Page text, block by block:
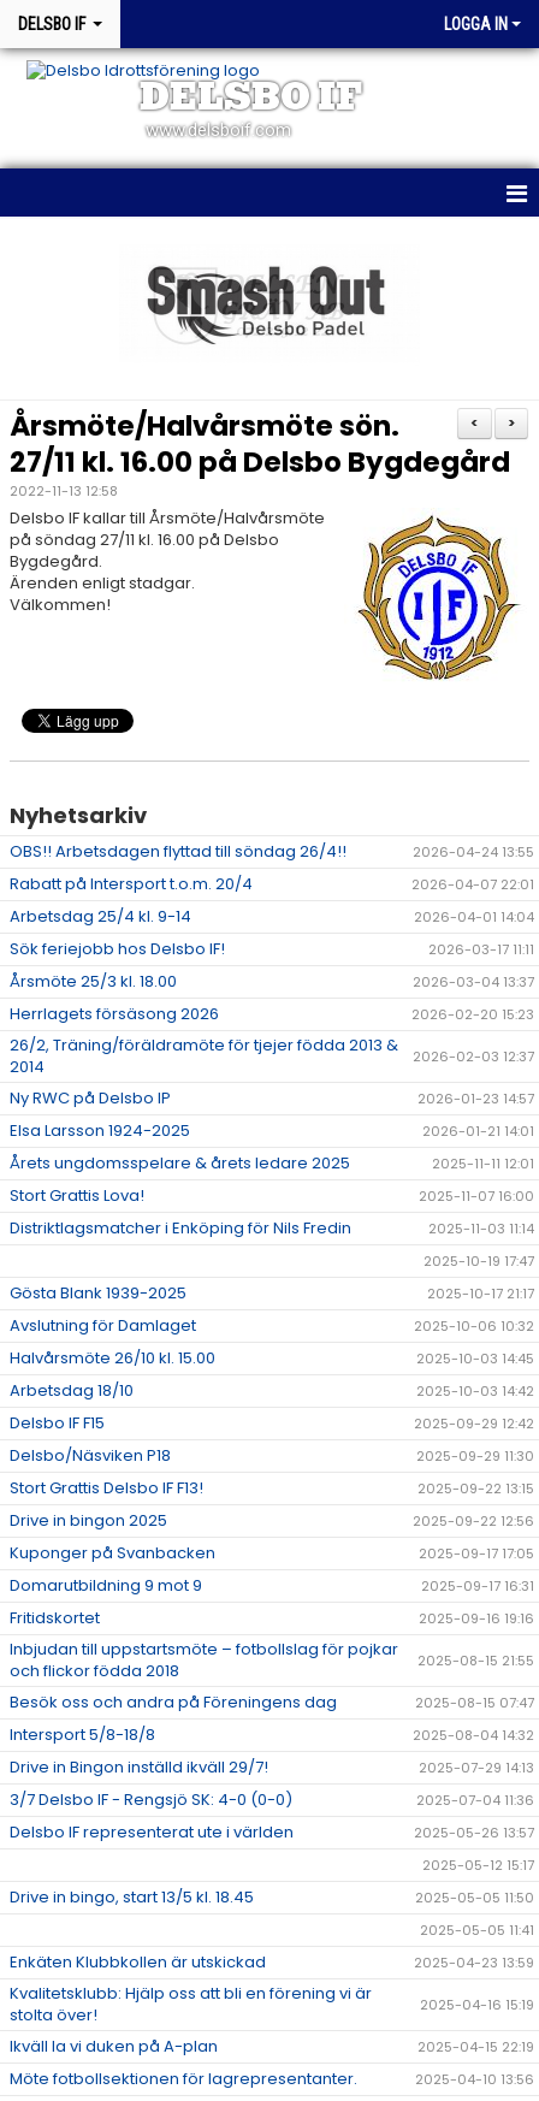
DELSBO IF LOGGA IN
DELSBO IF
www.delsboif.com
MATCHER
WEBSHOP
SPONSORER
STÖTTA DIF
>
<
Årsmöte/Halvårsmöte sön.
27/11 kl. 16.00 på Delsbo Bygdegård
2022-11-13 12:58
Delsbo IF kallar till Årsmöte/Halvårsmöte
på söndag 27/11 kl. 16.00 på Delsbo
Bygdegård.
Ärenden enligt stadgar.
Välkommen!
Nyhetsarkiv
OBS!! Arbetsdagen flyttad till söndag 26/4!! 2026-04-24 13:55
Rabatt på Intersport t.o.m. 20/4 2026-04-07 22:01
Arbetsdag 25/4 kl. 9-14 2026-04-01 14:04
Sök feriejobb hos Delsbo IF! 2026-03-17 11:11
Årsmöte 25/3 kl. 18.00 2026-03-04 13:37
Herrlagets försäsong 2026 2026-02-20 15:23
26/2, Träning/föräldramöte för tjejer födda 2013 &
2014
2026-02-03 12:37
Ny RWC på Delsbo IP 2026-01-23 14:57
Elsa Larsson 1924-2025 2026-01-21 14:01
Årets ungdomsspelare & årets ledare 2025 2025-11-11 12:01
Stort Grattis Lova! 2025-11-07 16:00
Distriktlagsmatcher i Enköping för Nils Fredin
2025-11-03 11:14
2025-10-19 17:47
Gösta Blank 1939-2025 2025-10-17 21:17
Avslutning för Damlaget 2025-10-06 10:32
Halvårsmöte 26/10 kl. 15.00 2025-10-03 14:45
Arbetsdag 18/10 2025-10-03 14:42
Delsbo IF F15 2025-09-29 12:42
Delsbo/Näsviken P18 2025-09-29 11:30
Stort Grattis Delsbo IF F13! 2025-09-22 13:15
Drive in bingon 2025 2025-09-22 12:56
Kuponger på Svanbacken 2025-09-17 17:05
Domarutbildning 9 mot 9 2025-09-17 16:31
Fritidskortet 2025-09-16 19:16
Inbjudan till uppstartsmöte – fotbollslag för pojkar
och flickor födda 2018
2025-08-15 21:55
Besök oss och andra på Föreningens dag 2025-08-15 07:47
Intersport 5/8-18/8 2025-08-04 14:32
Drive in Bingon inställd ikväll 29/7! 2025-07-29 14:13
3/7 Delsbo IF - Rengsjö SK: 4-0 (0-0) 2025-07-04 11:36
Delsbo IF representerat ute i världen
2025-05-26 13:57
2025-05-12 15:17
Drive in bingo, start 13/5 kl. 18.45
2025-05-05 11:50
2025-05-05 11:41
Enkäten Klubbkollen är utskickad 2025-04-23 13:59
Kvalitetsklubb: Hjälp oss att bli en förening vi är
stolta över!
2025-04-16 15:19
Ikväll la vi duken på A-plan 2025-04-15 22:19
Möte fotbollsektionen för lagrepresentanter. 2025-04-10 13:56